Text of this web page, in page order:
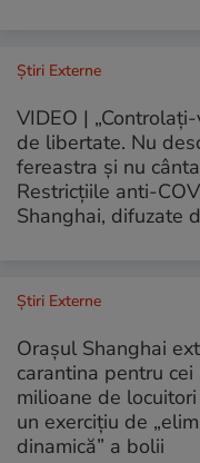
Știri Externe
VIDEO |
de libertate. Nu
fereastra și nu
Restricțiile anti-
Shanghai, difuzate
Știri Externe
Orașul Shanghai
carantina pentru
milioane de
un exercițiu de
dinamică” a bolii